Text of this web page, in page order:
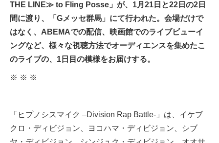
THE LINE≫ to Fling Posse」が、1月21日と22日の2日
間に渡り、「Gメッセ群馬」にて行われた。会場だけで
はなく、ABEMAでの配信、映画館でのライブビューイ
ングなど、様々な視聴方法でオーディエンスを集めたこ
のライブの、1日目の模様をお届けする。
※ ※ ※
「ヒプノシスマイク –Division Rap Battle-」は、イケブ
クロ・ディビジョン、ヨコハマ・ディビジョン、シブ